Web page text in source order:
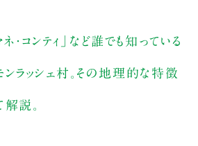
ネ・コンティ」など誰でも知っている
ラッシェ村。その地理的な特徴
説。